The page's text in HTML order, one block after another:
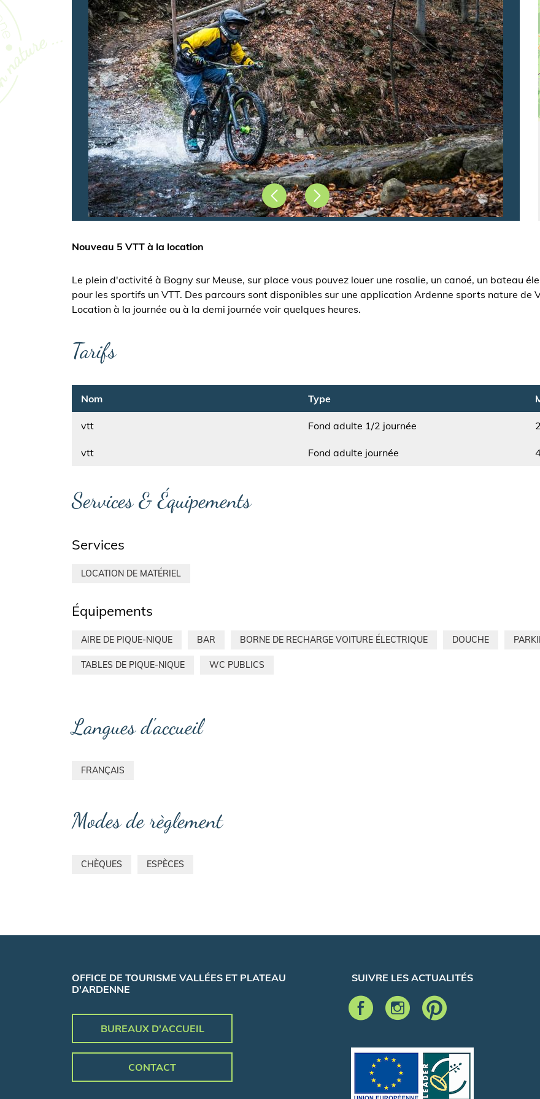
PrécédentSuivant
Nouveau 5 VTT à la location
Le plein d'activité à Bogny sur Meuse, sur place vous pouvez louer une rosalie, un canoé, un bateau
pour les sportifs un VTT. Des parcours sont disponibles sur une application Ardenne sports nature de
Location à la journée ou à la demi journée voir quelques heures.
Tarifs
Nom
vtt
Type
Fond adulte 1/2 journée
vtt Fond adulte journée
Services & Équipements
Services
LOCATION DE MATÉRIEL
Équipements
AIRE DE PIQUE-NIQUE BAR BORNE DE RECHARGE VOITURE ÉLECTRIQUE DOUCHE
TABLES DE PIQUE-NIQUE WC PUBLICS
Langues d'accueil
FRANÇAIS
Modes de règlement
CHÈQUES ESPÈCES
OFFICE DE TOURISME VALLÉES ET PLATEAU
D'ARDENNE
BUREAUX D'ACCUEIL
CONTACT
SUIVRE LES ACTUALITÉS